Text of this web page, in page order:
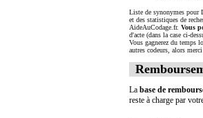
Liste de synonymes pour
et des statistiques de
AideAuCodage.fr. Vous
d'acte (dans la case ci-
Vous gagnerez du temps
autres codeurs, alors
La base de
reste à charge par